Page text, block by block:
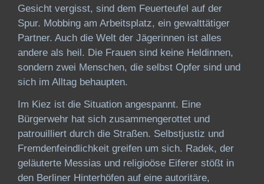
Gesicht vergisst, sind dem Feuerteufel auf der
Spur. Mobbing am Arbeitsplatz, ein gewalttätiger
Partner. Auch die Welt der Jägerinnen ist alles
andere als heil. Die Frauen sind keine Heldinnen,
sondern zwei Menschen, die selbst Opfer sind und
sich im Alltag behaupten.
Im Kiez ist die Situation angespannt. Eine
Bürgerwehr hat sich zusammengerottet und
patrouilliert durch die Straßen. Selbstjustiz und
Fremdenfeindlichkeit greifen um sich. Radek, der
geläuterte Messias und religioöse Eiferer stößt in
den Berliner Hinterhöfen auf eine autoritäre,